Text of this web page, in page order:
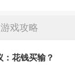
游戏攻略
：花钱买输？